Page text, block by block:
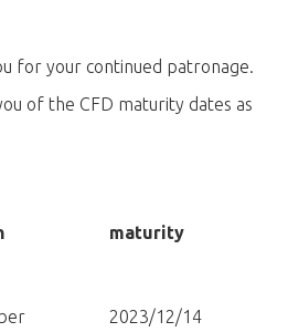
for your continued patronage.
of the CFD maturity dates as
maturity
2023/12/14